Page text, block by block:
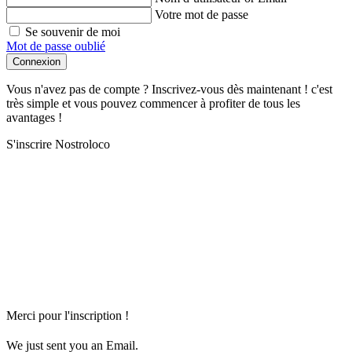
Votre mot de passe
Se souvenir de moi
Mot de passe oublié
Connexion
Vous n'avez pas de compte ? Inscrivez-vous dès maintenant ! c'est
très simple et vous pouvez commencer à profiter de tous les
avantages !
S'inscrire Nostroloco
Merci pour l'inscription !
We just sent you an Email.